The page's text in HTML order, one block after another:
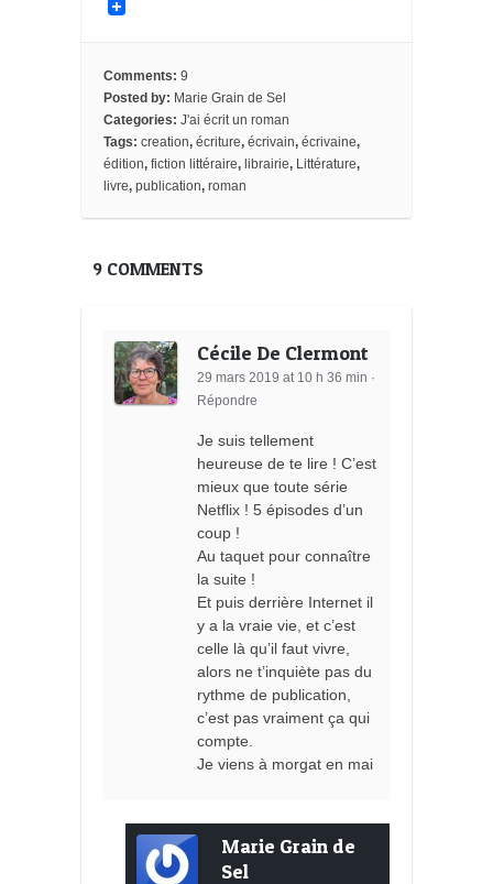
o
k
e
r
r
e
s
t
a
r
d
b
o
o
k
Comments: 9
Posted by: Marie Grain de Sel
Categories: J'ai écrit un roman
Tags: creation, écriture, écrivain, écrivaine,
édition, fiction littéraire, librairie, Littérature,
livre, publication, roman
9 COMMENTS
Cécile De Clermont
29 mars 2019 at 10 h 36 min ·
Répondre
Je suis tellement
heureuse de te lire ! C’est
mieux que toute série
Netflix ! 5 épisodes d’un
coup !
Au taquet pour connaître
la suite !
Et puis derrière Internet il
y a la vraie vie, et c’est
celle là qu’il faut vivre,
alors ne t’inquiète pas du
rythme de publication,
c’est pas vraiment ça qui
compte.
Je viens à morgat en mai
Marie Grain de
Sel